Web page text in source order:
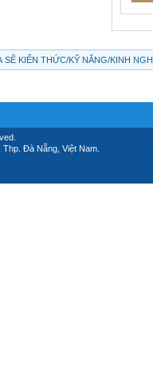
SẼ KIẾN THỨC/KỸ NĂNG/KINH
Đà Nẵng, Việt Nam.